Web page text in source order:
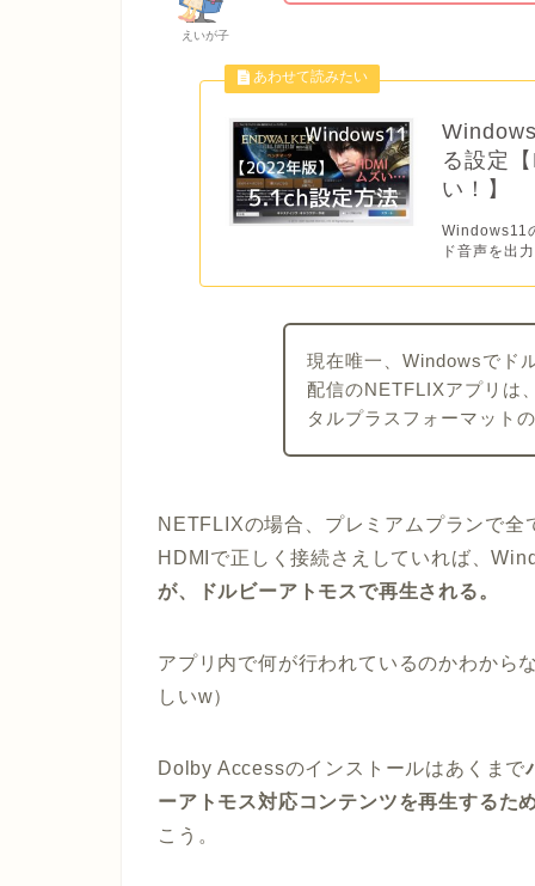
えいが子
る設定
い！】
Windows11
ド音声を出
現在唯一、Windowsでド
配信のNETFLIXアプリは
タルプラスフォーマット
NETFLIXの場合、プレミアムプランで
HDMIで正しく接続さえしていれば、
が、ドルビーアトモスで再生される。
アプリ内で何が行われているのかわから
しいw）
Dolby Accessのインストールはあくまで
ーアトモス対応コンテンツを再生するた
こう。